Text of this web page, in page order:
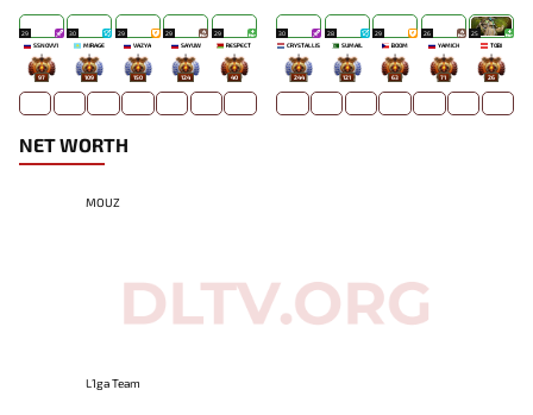
29
SSNOVV1
97
30
MIRAGE`
109
29
VAZYA
150
29
SAYUW
124
29
RESPECT
40
30
CRYSTALLIS
244
28
SUMAIL
121
29
BOOM
63
26
YAMICH
71
25
TOBI
26
NET WORTH
MOUZ
L1ga Team